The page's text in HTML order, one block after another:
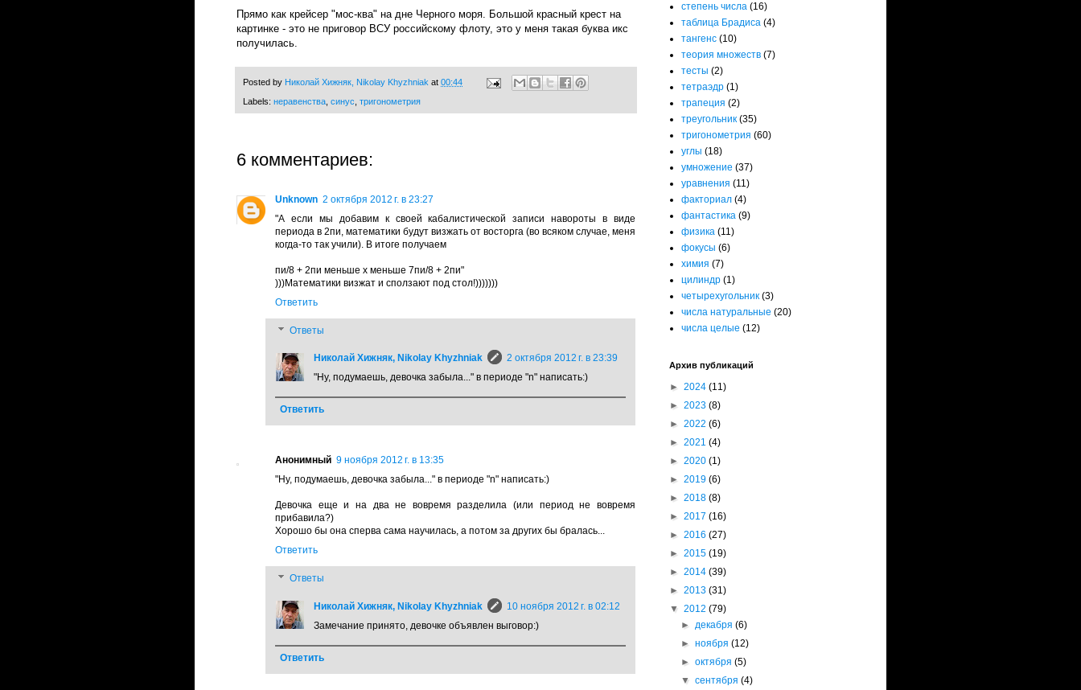
Прямо как крейсер "мос-ква" на дне Черного моря. Большой красный крест на
картинке - это не приговор ВСУ российскому флоту, это у меня такая буква икс
получилась.
Posted by Николай Хижняк, Nikolay Khyzhniak at 00:44
Labels: неравенства синус тригонометрия
6 комментариев:
Unknown 2 октября 2012 г. в 23:27
"А если мы добавим к своей кабалистической записи навороты в виде
периода в 2пи, математики будут визжать от восторга (во всяком случае, меня
когда-то так учили). В итоге получаем
пи/8 + 2пи меньше x меньше 7пи/8 + 2пи"
)))Математики визжат и сползают под стол!)))))))
Ответить
Ответы
Николай Хижняк, Nikolay Khyzhniak
2 октября 2012 г. в 23:39
"Ну, подумаешь, девочка забыла..." в периоде "n" написать:)
Ответить
Анонимный 9 ноября 2012 г. в 13:35
"Ну, подумаешь, девочка забыла..." в периоде "n" написать:)
Девочка еще и на два не вовремя разделила (или период не вовремя
прибавила?)
Хорошо бы она сперва сама научилась, а потом за других бы бралась...
Ответить
Ответы
Николай Хижняк, Nikolay Khyzhniak
10 ноября 2012 г. в 02:12
Замечание принято, девочке объявлен выговор:)
Ответить
степень числа (16)
таблица Брадиса (4)
тангенс (10)
теория множеств (7)
тесты (2)
тетраэдр (1)
трапеция (2)
треугольник (35)
тригонометрия (60)
углы (18)
умножение (37)
уравнения (11)
факториал (4)
фантастика (9)
физика (11)
фокусы (6)
химия (7)
цилиндр (1)
четырехугольник (3)
числа натуральные (20)
числа целые (12)
Архив публикаций
► 2024 (11)
► 2023 (8)
► 2022 (6)
► 2021 (4)
► 2020 (1)
► 2019 (6)
► 2018 (8)
► 2017 (16)
► 2016 (27)
► 2015 (19)
► 2014 (39)
► 2013 (31)
▼ 2012 (79)
►декабря(6)
►ноября(12)
►октября(5)
▼сентября(4)